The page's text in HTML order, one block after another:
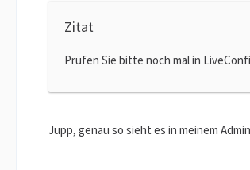
Zitat
Prüfen Sie bitte noch mal in
Jupp, genau so sieht es in meinem